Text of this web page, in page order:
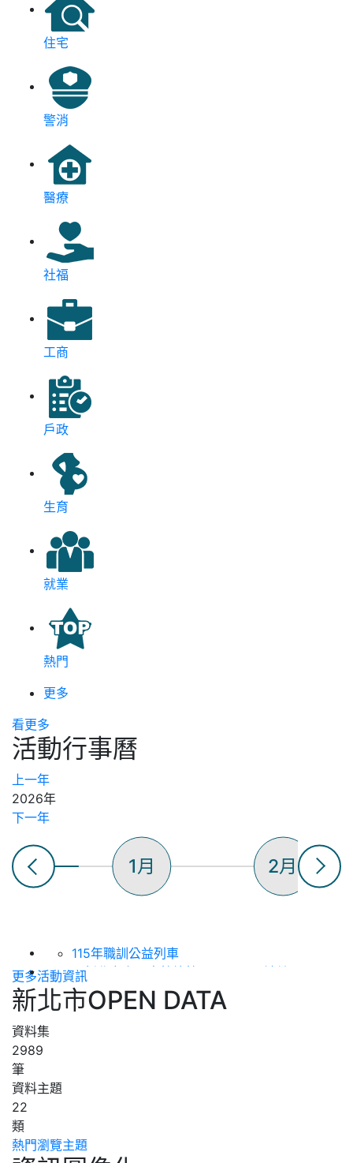
住宅
警消
醫療
社福
工商
戶政
生育
就業
熱門
更多
看更多
活動行事曆
上一年
2026年
下一年
1月 2月
115年職訓公益列車
【新北市立圖書館總館】8/22 ~閱讀健
康，骨立全開~ 銀髮好筋骨與關節防護守護
日
【新北市立圖書館淡水分館】 115年8月表
更多活動資訊
新北市OPEN DATA
資料集
2989
筆
資料主題
22
類
熱門瀏覽主題